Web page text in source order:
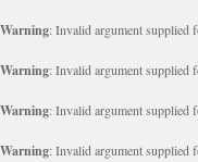
Warning: Invalid argument supplied
Warning: Invalid argument supplied
Warning: Invalid argument supplied
Warning: Invalid argument supplied